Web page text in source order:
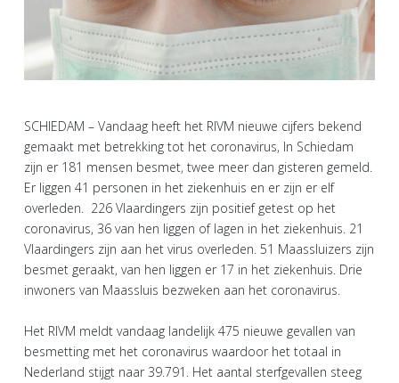
SCHIEDAM – Vandaag heeft het RIVM nieuwe cijfers bekend
gemaakt met betrekking tot het coronavirus, In Schiedam
zijn er 181 mensen besmet, twee meer dan gisteren gemeld.
Er liggen 41 personen in het ziekenhuis en er zijn er elf
overleden. 226 Vlaardingers zijn positief getest op het
coronavirus, 36 van hen liggen of lagen in het ziekenhuis. 21
Vlaardingers zijn aan het virus overleden. 51 Maassluizers zijn
besmet geraakt, van hen liggen er 17 in het ziekenhuis. Drie
inwoners van Maassluis bezweken aan het coronavirus.
Het RIVM meldt vandaag landelijk 475 nieuwe gevallen van
besmetting met het coronavirus waardoor het totaal in
Nederland stijgt naar 39.791. Het aantal sterfgevallen steeg